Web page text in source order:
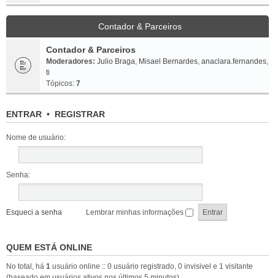
Contador & Parceiros
Contador & Parceiros
Moderadores: Julio Braga, Misael Bernardes, anaclara.fernandes,
ti
Tópicos: 7
ENTRAR • REGISTRAR
Nome de usuário:
Senha:
Esqueci a senha Lembrar minhas informações
QUEM ESTÁ ONLINE
No total, há 1 usuário online :: 0 usuário registrado, 0 invisivel e 1 visitante